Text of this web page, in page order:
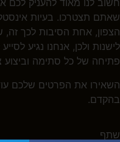
חשוב לנו מאוד להעניק לכם
שאתם תצטרכו. בעיות
הצפון, אחת הסיבות לכך זה,
לישנות ולכן, אנחנו נגיע
פתיחה של כל סתימה וביצוע
השאירו את הפרטים שלכם
בהקדם.
שתף